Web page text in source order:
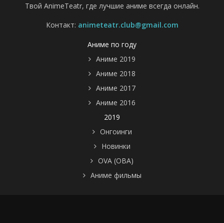
Твой AnimeTeatr, где лучшие аниме всегда онлайн.
Контакт: animeteatr.club@gmail.com
Аниме по году
Аниме 2019
Аниме 2018
Аниме 2017
Аниме 2016
2019
Онгоинги
Новинки
OVA (ОВА)
Аниме фильмы